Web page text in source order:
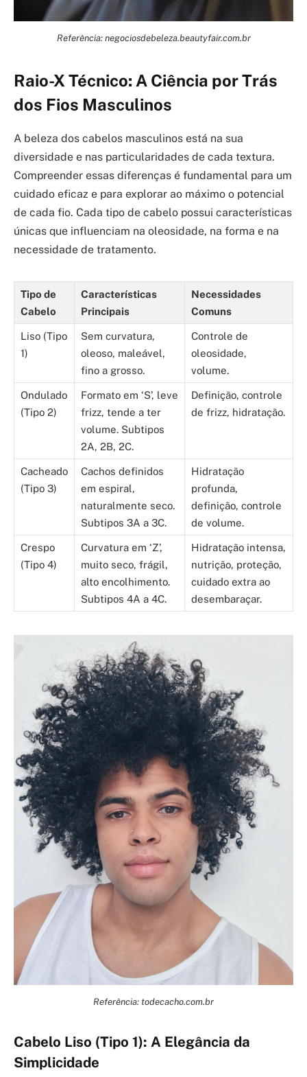
Referência: negociosdebeleza.beautyfair.com.br
Raio-X Técnico: A Ciência por Trás
dos Fios Masculinos
A beleza dos cabelos masculinos está na sua
diversidade e nas particularidades de cada textura.
Compreender essas diferenças é fundamental para um
cuidado eficaz e para explorar ao máximo o potencial
de cada fio. Cada tipo de cabelo possui características
únicas que influenciam na oleosidade, na forma e na
necessidade de tratamento.
Tipo de
Cabelo
Características
Principais
Necessidades
Comuns
Liso (Tipo
1)
Sem curvatura,
oleoso, maleável,
fino a grosso.
Controle de
oleosidade,
volume.
Ondulado
(Tipo 2)
Formato em ‘S’, leve
frizz, tende a ter
volume. Subtipos
2A, 2B, 2C.
Definição, controle
de frizz, hidratação.
Cacheado
(Tipo 3)
Cachos definidos
em espiral,
naturalmente seco.
Subtipos 3A a 3C.
Hidratação
profunda,
definição, controle
de volume.
Crespo
(Tipo 4)
Curvatura em ‘Z’,
muito seco, frágil,
alto encolhimento.
Subtipos 4A a 4C.
Hidratação intensa,
nutrição, proteção,
cuidado extra ao
desembaraçar.
Referência: todecacho.com.br
Cabelo Liso (Tipo 1): A Elegância da
Simplicidade